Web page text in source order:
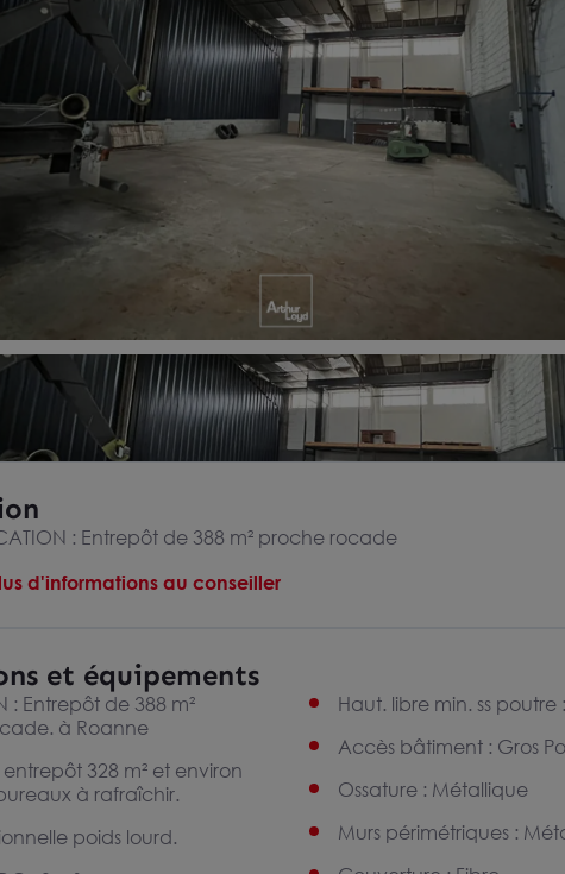
: Entrepôt de 388 m² proche rocade
d'informations au conseiller
et équipements
: Entrepôt de 388 m²
à Roanne
328 m² et environ
à rafraîchir.
poids lourd.
Haut. libre min. ss poutre
Accès bâtiment : Gros
Ossature : Métallique
Murs périmétriques :